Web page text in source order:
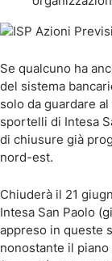
Se qualcuno ha
del sistema
solo da guardare
sportelli di Intesa
di chiusure già
nord-est.
Chiuderà il 21
Intesa San Paolo
appreso in queste
nonostante il